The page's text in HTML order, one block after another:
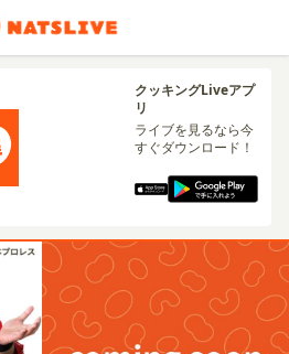
クッキングLiveアプ
リ
ライブを見るなら今
すぐダウンロード！